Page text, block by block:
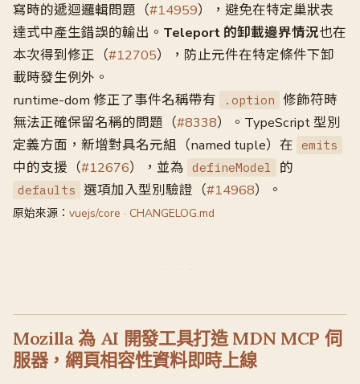
寫時的遞迴邏輯問題（#14959），避免在特定巢狀表
達式中產生錯誤的輸出。 Teleport 的卸載邊界情況也在
本次得到修正（#12705），防止元件在特定條件下卸
載時發生例外。
runtime-dom 修正了事件名稱帶有
.option 修飾符時
無法正確保留名稱的問題（#8338）。TypeScript 型別
定義方面，新增對具名元組（named tuple）在 emits
中的支援（#12676），並為 defineModel 的
defaults 選項加入型別驗證（#14968）。
原始來源： vuejs/core · CHANGELOG.md
Mozilla 為 AI 開發工具打造 MDN MCP 伺
服器，網頁相容性資料即時上線